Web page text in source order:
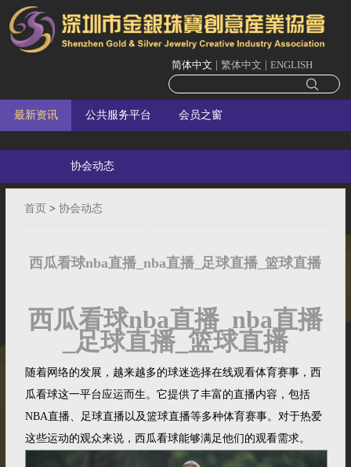
简体中文 | 繁体中文 | ENGLISH
最新资讯 公共服务平台 会员之窗
协会动态
首页 > 协会动态
西瓜看球nba直播_nba直播_足球直播_篮球直播
西瓜看球nba直播_nba直播
_足球直播_篮球直播
随着网络的发展，越来越多的球迷选择在线观看体育赛事，西
瓜看球这一平台应运而生。它提供了丰富的直播内容，包括
NBA直播、足球直播以及篮球直播等多种体育赛事。对于热爱
这些运动的观众来说，西瓜看球能够满足他们的观看需求。